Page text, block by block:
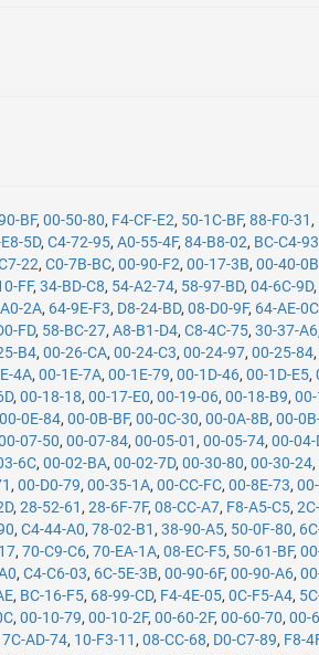
BF,00-50-80, F4-CF-E2, 50-1C-BF,88-F0-31 ,
5D,C4-72-95,A0-55-4F,84-B8-02, BC-C4-93
22,C0-7B-BC,00-90-F2,00-17-3B,00-40-0B
FF,34-BD-C8, 54-A2-74, 58-97-BD,04-6C-9D,
2A, 64-9E-F3, D8-24-BD,08-D0-9F, 64-AE-0C
FD, 58-BC-27,A8-B1-D4,C8-4C-75,30-37-A6
B4,00-26-CA,00-24-C3,00-24-97,00-25-84
4A,00-1E-7A,00-1E-79,00-1D-46,00-1D-E5,
,00-18-18,00-17-E0,00-19-06,00-18-B9,
00-0E-84,00-0B-BF,00-0C-30,00-0A-8B,00-
07-50,00-07-84,00-05-01 ,00-05-74,00-04-
6C,00-02-BA,00-02-7D,00-30-80,00-30-24,
,00-D0-79,00-35-1A,00-CC-FC,00-8E-73,
,28-52-61 ,28-6F-7F,08-CC-A7, F8-A5-C5,
,C4-44-A0,78-02-B1 ,38-90-A5, 50-0F-80,
,70-C9-C6,70-EA-1A,08-EC-F5, 50-61-BF,
,C4-C6-03, 6C-5E-3B,00-90-6F,00-90-A6,
, BC-16-F5, 68-99-CD, F4-4E-05,0C-F5-A4,
,00-10-79,00-10-2F,00-60-2F,00-60-70,00-
7C-AD-74, 10-F3-11 ,08-CC-68, D0-C7-89, F8-